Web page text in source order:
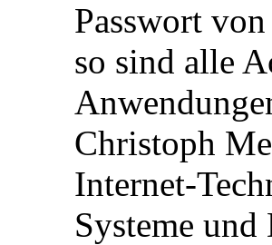
Passwort
so sind alle
Christoph
Internet-
Systeme